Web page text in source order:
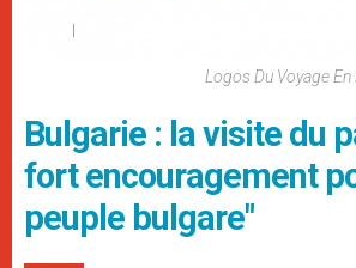
Logos Du Voyage
Bulgarie : la visite du
fort encouragement
peuple bulgare"